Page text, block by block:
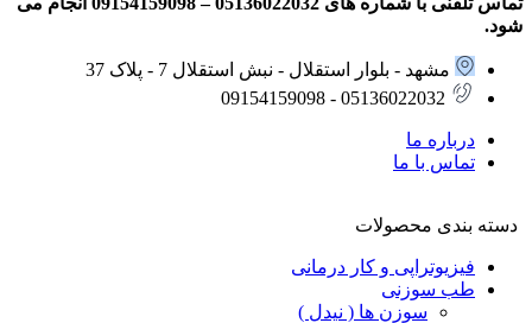
شود.
مشهد - بلوار استقلال - نبش استقلال 7 - پلاک 37
05136022032 - 09154159098
درباره ما
تماس با ما
دسته بندی محصولات
فیزیوتراپی و کار درمانی
طب سوزنی
سوزن ها ( نیدل )